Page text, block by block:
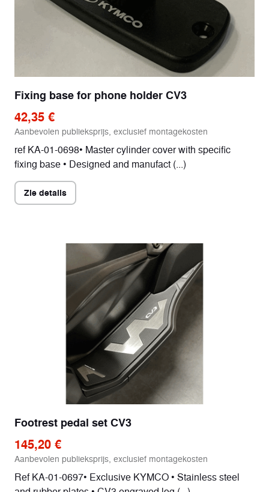
Fixing base for phone holder CV3
42,35 €
Aanbevolen publieksprijs, exclusief montagekosten
ref KA-01-0698• Master cylinder cover with specific
fixing base • Designed and manufact (...)
Zie details
Footrest pedal set CV3
145,20 €
Aanbevolen publieksprijs, exclusief montagekosten
Ref KA-01-0697• Exclusive KYMCO • Stainless steel